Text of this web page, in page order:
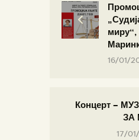
миру“,
16/01/
Концерт –
ЗА
17/